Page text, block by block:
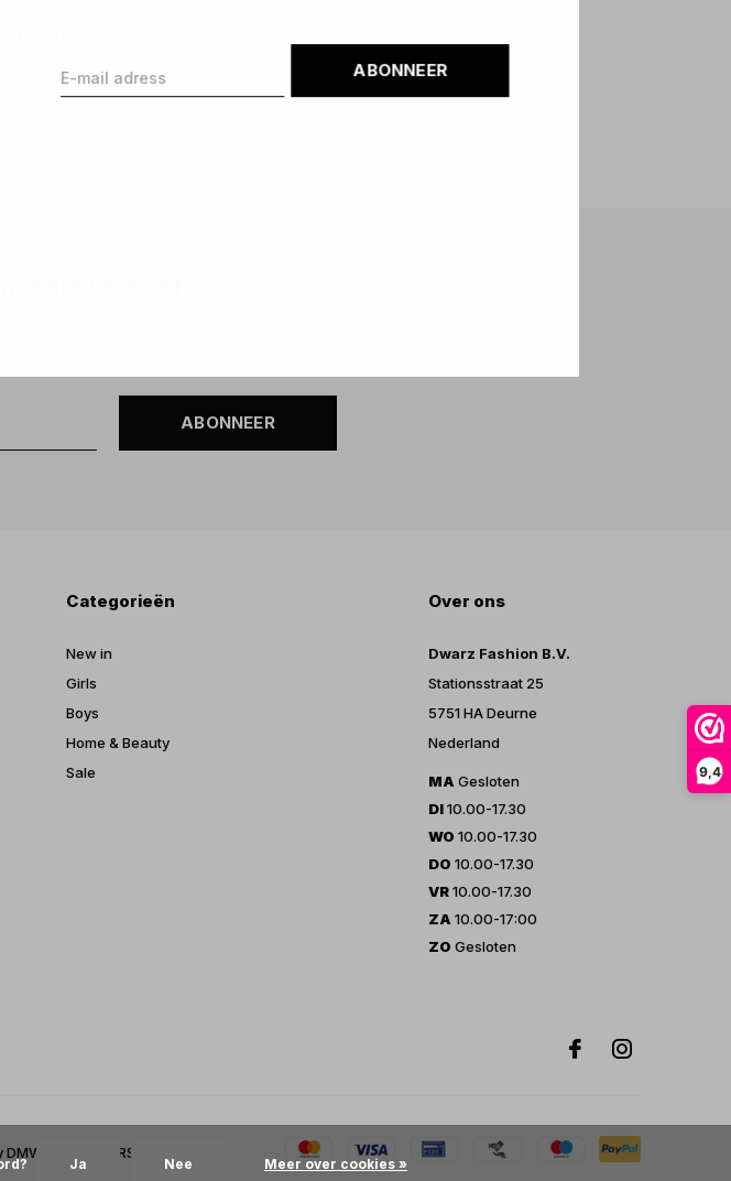
9,4
ABONNEER
nieuwsbrief
en promoties
ABONNEER
Categorieën
New in
Girls
Boys
Home & Beauty
Sale
Over ons
Dwarz Fashion B.V.
Stationsstraat 25
5751 HA Deurne
Nederland
MA Gesloten
DI10.00-17.30
WO 10.00-17.30
DO 10.00-17.30
VR10.00-17.30
ZA 10.00-17:00
ZO Gesloten
DMWS RSS-feed
Ja Nee Meer over cookies »